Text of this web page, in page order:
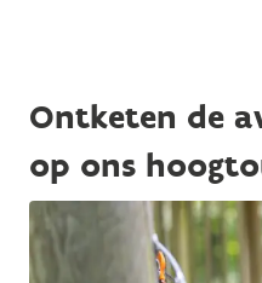
Ontketen de
op ons